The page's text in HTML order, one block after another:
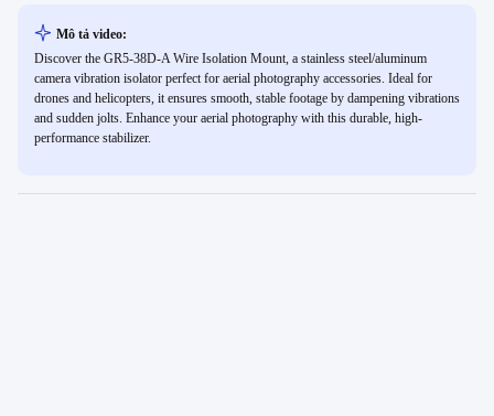
Mô tả video:
Discover the GR5-38D-A Wire Isolation Mount, a stainless steel/aluminum
camera vibration isolator perfect for aerial photography accessories. Ideal for
drones and helicopters, it ensures smooth, stable footage by dampening vibrations
and sudden jolts. Enhance your aerial photography with this durable, high-
performance stabilizer.